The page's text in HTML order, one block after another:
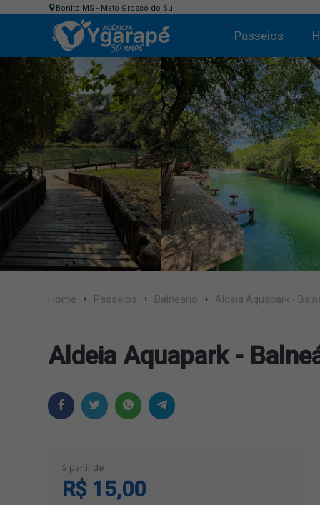
Bonito MS - Mato Grosso do Sul
Passeios
Home Passeios Balneário Aldeia Aquapark -
Aldeia Aquapark -
à partir de
R$ 15,00